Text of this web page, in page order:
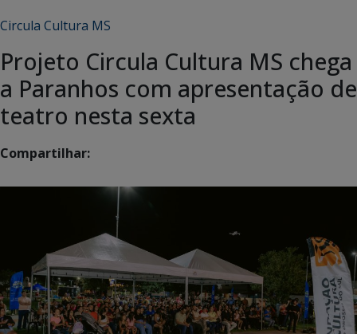
Circula Cultura MS
Projeto Circula Cultura MS chega
a Paranhos com apresentação de
teatro nesta sexta
Compartilhar: